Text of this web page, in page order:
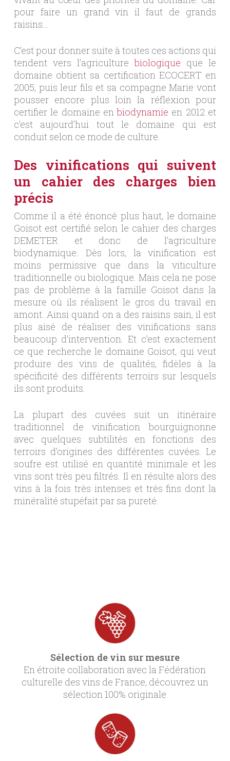
pour faire un grand vin il faut de grands
raisins…
C’est pour donner suite à toutes ces actions qui
tendent vers l’agriculturebiologique que le
domaine obtient sa certification ECOCERT en
2005, puis leur fils et sa compagne Marie vont
pousser encore plus loin la réflexion pour
certifier le domaine enbiodynamie en 2012 et
c’est aujourd’hui tout le domaine qui est
conduit selon ce mode de culture.
Des vinifications qui suivent
un cahier des charges bien
précis
Comme il a été énoncé plus haut, le domaine
Goisot est certifié selon le cahier des charges
DEMETER et donc de l’agriculture
biodynamique. Dès lors, la vinification est
moins permissive que dans la viticulture
traditionnelle ou biologique. Mais cela ne pose
pas de problème à la famille Goisot dans la
mesure où ils réalisent le gros du travail en
amont. Ainsi quand on a des raisins sain, il est
plus aisé de réaliser des vinifications sans
beaucoup d’intervention. Et c’est exactement
ce que recherche le domaine Goisot, qui veut
produire des vins de qualités, fidèles à la
spécificité des différents terroirs sur lesquels
ils sont produits.
La plupart des cuvées suit un itinéraire
traditionnel de vinification bourguignonne
avec quelques subtilités en fonctions des
terroirs d’origines des différentes cuvées. Le
soufre est utilisé en quantité minimale et les
vins sont très peu filtrés. Il en résulte alors des
vins à la fois très intenses et très fins dont la
minéralité stupéfait par sa pureté.
Sélection de vin sur mesure
En étroite collaboration avec la Fédération
culturelle des vins de France, découvrez un
sélection 100% originale